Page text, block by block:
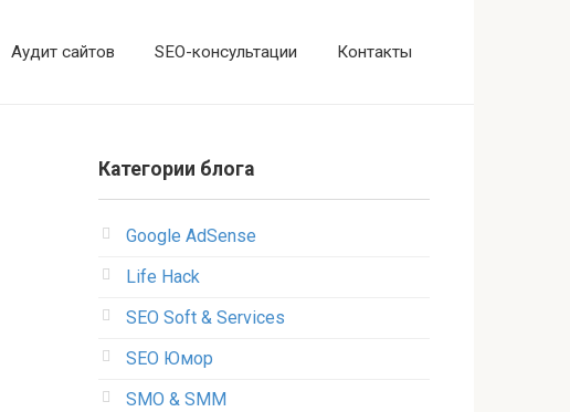
Аудит сайтов SEO-консультации Контакты
Категории блога
Google AdSense
Life Hack
SEO Soft & Services
SEO Юмор
SMO & SMM